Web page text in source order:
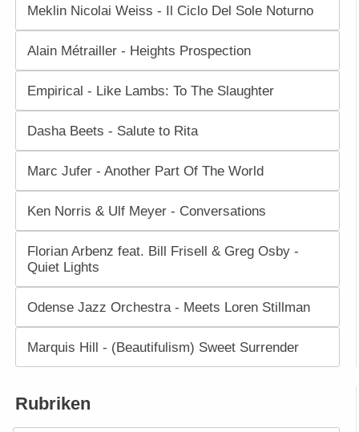
Meklin Nicolai Weiss - Il Ciclo Del Sole Noturno
Alain Métrailler - Heights Prospection
Empirical - Like Lambs: To The Slaughter
Dasha Beets - Salute to Rita
Marc Jufer - Another Part Of The World
Ken Norris & Ulf Meyer - Conversations
Florian Arbenz feat. Bill Frisell & Greg Osby -
Quiet Lights
Odense Jazz Orchestra - Meets Loren Stillman
Marquis Hill - (Beautifulism) Sweet Surrender
Rubriken